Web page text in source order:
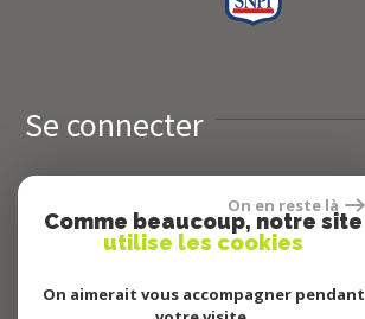
Se connecter
Espace propriétaires
On en reste là
Comme beaucoup, notre site
utilise les cookies
On aimerait vous accompagner pendant